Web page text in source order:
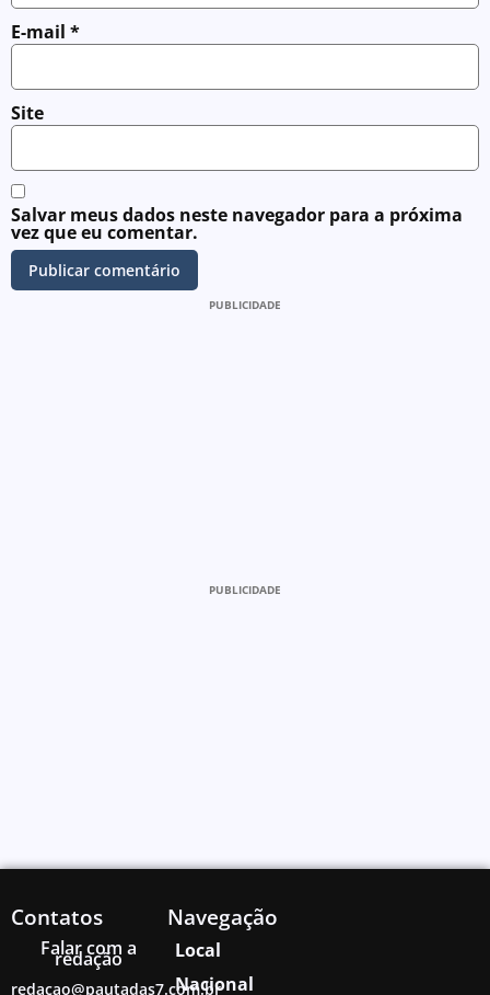
E-mail *
Site
Salvar meus dados neste navegador para a próxima
vez que eu comentar.
PUBLICIDADE
PUBLICIDADE
Contatos
Falar com a
redação
redacao@pautadas7.com.br
Navegação
Local
Nacional